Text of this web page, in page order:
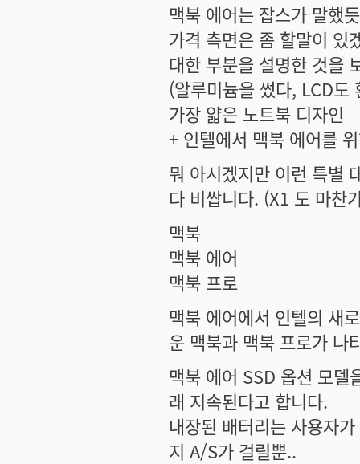
맥북 에어는 잡스가 말했
가격 측면은 좀 할말이 있
대한 부분을 설명한 것을
(알루미늄을 썼다, LCD도
가장 얇은 노트북 디자인
+ 인텔에서 맥북 에어를
뭐 아시겠지만 이런 특별
다 비쌉니다. (X1 도 마찬
맥북
맥북 에어
맥북 프로
맥북 에어에서 인텔의 새
운 맥북과 맥북 프로가 나
맥북 에어 SSD 옵션 모델
래 지속된다고 합니다.
내장된 배터리는 사용자
지 A/S가 걸릴뿐..